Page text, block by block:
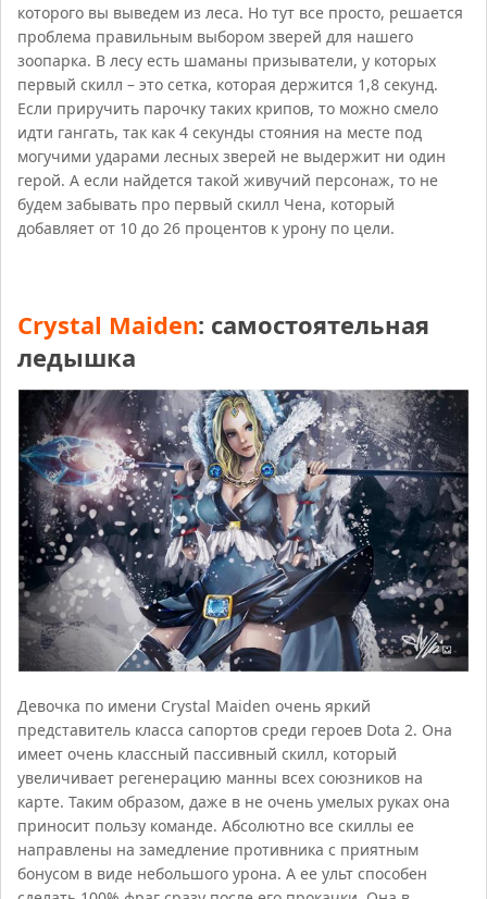
которого вы выведем из леса. Но тут все просто, решается
проблема правильным выбором зверей для нашего
зоопарка. В лесу есть шаманы призыватели, у которых
первый скилл – это сетка, которая держится 1,8 секунд.
Если приручить парочку таких крипов, то можно смело
идти гангать, так как 4 секунды стояния на месте под
могучими ударами лесных зверей не выдержит ни один
герой. А если найдется такой живучий персонаж, то не
будем забывать про первый скилл Чена, который
добавляет от 10 до 26 процентов к урону по цели.
Crystal Maiden: самостоятельная
ледышка
Девочка по имени Crystal Maiden очень яркий
представитель класса сапортов среди героев Dota 2. Она
имеет очень классный пассивный скилл, который
увеличивает регенерацию манны всех союзников на
карте. Таким образом, даже в не очень умелых руках она
приносит пользу команде. Абсолютно все скиллы ее
направлены на замедление противника с приятным
бонусом в виде небольшого урона. А ее ульт способен